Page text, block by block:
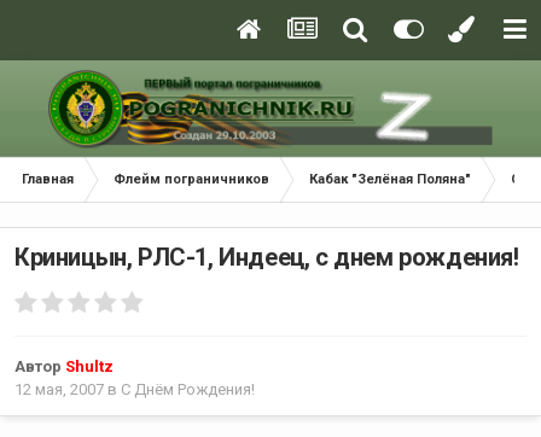
Главная Флейм пограничников Кабак "Зелёная Поляна" С
Криницын, РЛС-1, Индеец, с днем рождения!
Автор Shultz
12 мая, 2007 в С Днём Рождения!